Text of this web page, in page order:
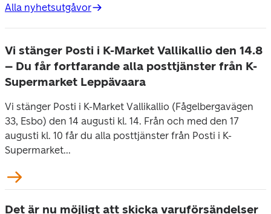
Alla nyhetsutgåvor
Vi stänger Posti i K-Market Vallikallio den 14.8
– Du får fortfarande alla posttjänster från K-
Supermarket Leppävaara
Vi stänger Posti i K-Market Vallikallio (Fågelbergavägen
33, Esbo) den 14 augusti kl. 14. Från och med den 17
augusti kl. 10 får du alla posttjänster från Posti i K-
Supermarket...
Det är nu möjligt att skicka varuförsändelser